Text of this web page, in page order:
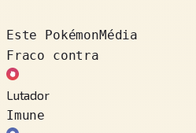
Este PokémonMédia
Fraco contra
Lutador
Imune